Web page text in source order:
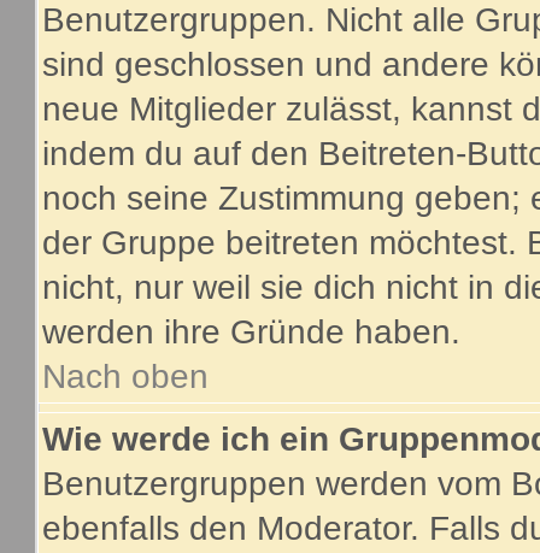
Benutzergruppen. Nicht alle
sind geschlossen und andere
neue Mitglieder zulässt, kannst
indem du auf den Beitreten-
noch seine Zustimmung geben;
der Gruppe beitreten möchtest.
nicht, nur weil sie dich nicht in
werden ihre Gründe haben.
Nach oben
Wie werde ich ein
Benutzergruppen werden vom
ebenfalls den Moderator. Falls